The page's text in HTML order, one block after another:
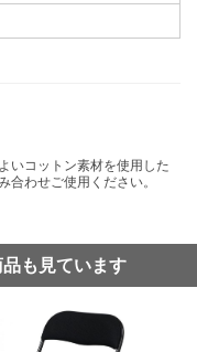
いコットン素材を使用した
合わせご使用ください。
も見ています